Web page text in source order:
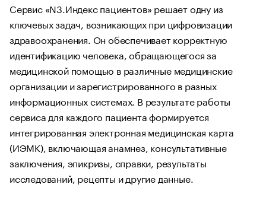
Сервис «N3.Индекс пациентов» решает одну из
ключевых задач, возникающих при цифровизации
здравоохранения. Он обеспечивает корректную
идентификацию человека, обращающегося за
медицинской помощью в различные медицинские
организации и зарегистрированного в разных
информационных системах. В результате работы
сервиса для каждого пациента формируется
интегрированная электронная медицинская карта
(ИЭМК), включающая анамнез, консультативные
заключения, эпикризы, справки, результаты
исследований, рецепты и другие данные.